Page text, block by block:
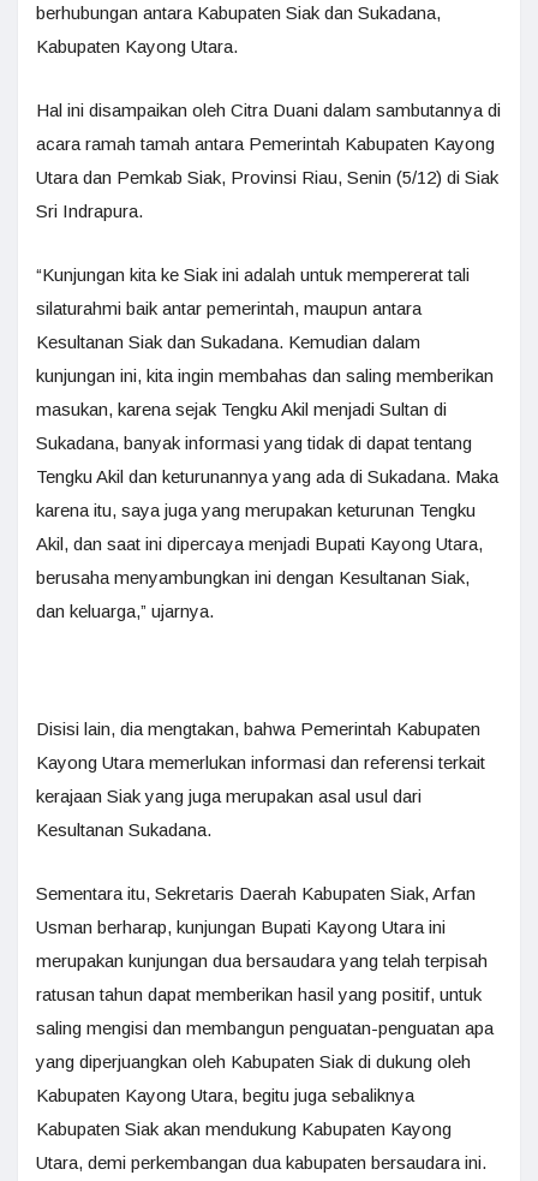
berhubungan antara Kabupaten Siak dan Sukadana,
Kabupaten Kayong Utara.
Hal ini disampaikan oleh Citra Duani dalam sambutannya di
acara ramah tamah antara Pemerintah Kabupaten Kayong
Utara dan Pemkab Siak, Provinsi Riau, Senin (5/12) di Siak
Sri Indrapura.
“Kunjungan kita ke Siak ini adalah untuk mempererat tali
silaturahmi baik antar pemerintah, maupun antara
Kesultanan Siak dan Sukadana. Kemudian dalam
kunjungan ini, kita ingin membahas dan saling memberikan
masukan, karena sejak Tengku Akil menjadi Sultan di
Sukadana, banyak informasi yang tidak di dapat tentang
Tengku Akil dan keturunannya yang ada di Sukadana. Maka
karena itu, saya juga yang merupakan keturunan Tengku
Akil, dan saat ini dipercaya menjadi Bupati Kayong Utara,
berusaha menyambungkan ini dengan Kesultanan Siak,
dan keluarga,” ujarnya.
Disisi lain, dia mengtakan, bahwa Pemerintah Kabupaten
Kayong Utara memerlukan informasi dan referensi terkait
kerajaan Siak yang juga merupakan asal usul dari
Kesultanan Sukadana.
Sementara itu, Sekretaris Daerah Kabupaten Siak, Arfan
Usman berharap, kunjungan Bupati Kayong Utara ini
merupakan kunjungan dua bersaudara yang telah terpisah
ratusan tahun dapat memberikan hasil yang positif, untuk
saling mengisi dan membangun penguatan-penguatan apa
yang diperjuangkan oleh Kabupaten Siak di dukung oleh
Kabupaten Kayong Utara, begitu juga sebaliknya
Kabupaten Siak akan mendukung Kabupaten Kayong
Utara, demi perkembangan dua kabupaten bersaudara ini.